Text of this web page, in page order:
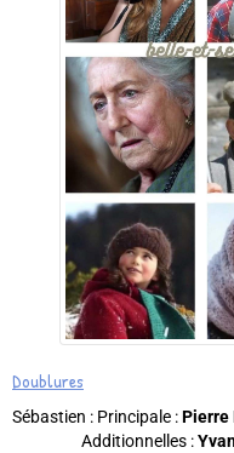
Doublures
Sébastien : Principale :Pierre
Additionnelles :